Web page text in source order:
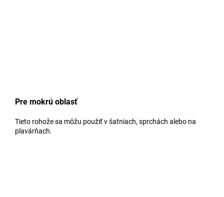
Pre mokrú oblasť
Tieto rohože sa môžu použiť v šatniach, sprchách alebo na
plavárňach.